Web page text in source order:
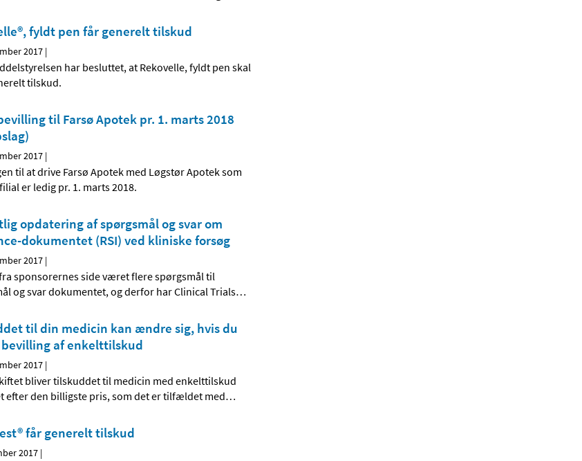
fyldt pen får generelt tilskud
2017 |
har besluttet, at Rekovelle, fyldt pen skal
tilskud.
til Farsø Apotek pr. 1. marts 2018
2017 |
til at drive Farsø Apotek med Løgstør Apotek som
er ledig pr. 1. marts 2018.
opdatering af spørgsmål og svar om
dokumentet (RSI) ved kliniske forsøg
2017 |
sponsorernes side været flere spørgsmål til
og svar dokumentet, og derfor har Clinical Trials…
til din medicin kan ændre sig, hvis du
bevilling af enkelttilskud
2017 |
bliver tilskuddet til medicin med enkelttilskud
efter den billigste pris, som det er tilfældet med…
får generelt tilskud
2017 |